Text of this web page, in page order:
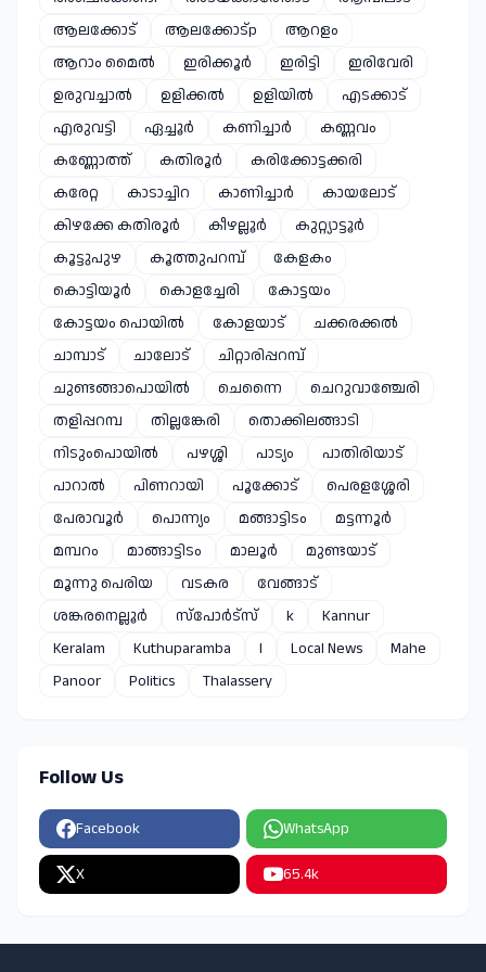
ആലക്കോട്
ആലക്കോട്p
ആറളം
ആറാം മൈൽ
ഇരിക്കൂർ ഇരിട്ടി
ഇരിവേരി
ഉരുവച്ചാൽ
ഉളിക്കൽ ഉളിയിൽ
എടക്കാട്
എരുവട്ടി
ഏച്ചൂർ കണിച്ചാർ
കണ്ണവം
കണ്ണോത്ത്
കതിരൂർ
കരിക്കോട്ടക്കരി
കരേറ്റ
കാടാച്ചിറ കാണിച്ചാർ
കായലോട്
കിഴക്കേ കതിരൂർ
കീഴല്ലൂർ
കുറ്റ്യാട്ടൂർ
കൂട്ടുപുഴ
കൂത്തുപറമ്പ്
കേളകം
കൊട്ടിയൂർ
കൊളച്ചേരി
കോട്ടയം
കോട്ടയം പൊയിൽ
കോളയാട്
ചക്കരക്കൽ
ചാമ്പാട്
ചാലോട്
ചിറ്റാരിപ്പറമ്പ്
ചുണ്ടങ്ങാപൊയിൽ
ചെന്നൈ
ചെറുവാഞ്ചേരി
തളിപ്പറമ്പ
തില്ലങ്കേരി
തൊക്കിലങ്ങാടി
നിടുംപൊയിൽ
പഴശ്ശി പാട്യം
പാതിരിയാട്
പാറാൽ
പിണറായി പൂക്കോട്
പെരളശ്ശേരി
പേരാവൂർ
പൊന്ന്യം മങ്ങാട്ടിടം
മട്ടന്നൂർ
മമ്പറം
മാങ്ങാട്ടിടം മാലൂർ
മുണ്ടയാട്
മൂന്നു പെരിയ
വടകര
വേങ്ങാട്
ശങ്കരനെല്ലൂർ
സ്പോർട്സ് k
Kannur
Keralam
Kuthuparamba l Local News
Mahe
Panoor
Politics Thalassery
Follow Us
Facebook WhatsApp
X 65.4k